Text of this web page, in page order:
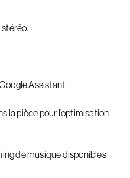
Assistant.
la pièce pour l’optimisation
de musique disponibles